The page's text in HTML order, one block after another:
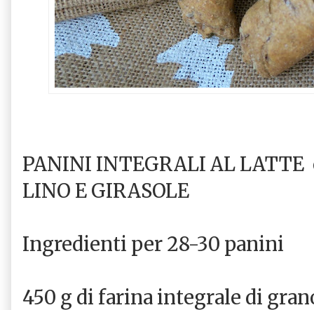
PANINI INTEGRALI AL LATTE
LINO E GIRASOLE
Ingredienti per 28-30 panini
450 g di farina integrale di